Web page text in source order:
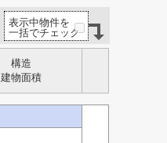
表示中物件を
一括でチェック
構造
建物面積